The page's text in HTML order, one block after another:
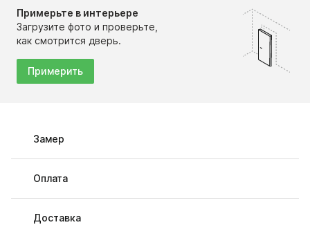
Примерьте в интерьере
Загрузите фото и проверьте,
как смотрится дверь.
Примерить
Замер
Оплата
Доставка